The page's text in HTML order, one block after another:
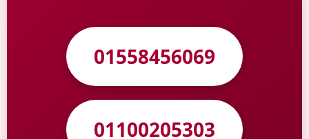
01558456069
01100205303